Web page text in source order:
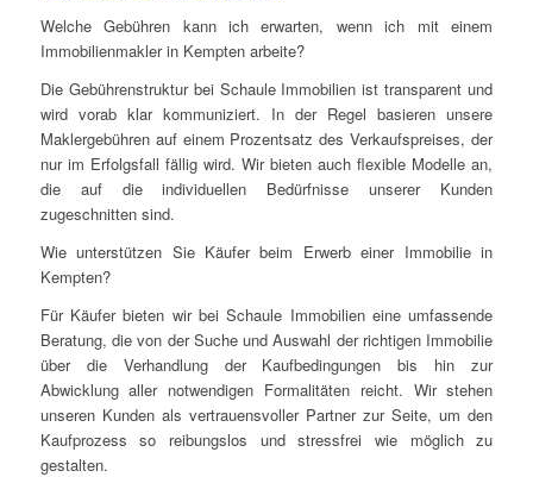
Welche Gebühren kann ich erwarten, wenn ich mit einem
Immobilienmakler in Kempten arbeite?
Die Gebührenstruktur bei Schaule Immobilien ist transparent und
wird vorab klar kommuniziert. In der Regel basieren unsere
Maklergebühren auf einem Prozentsatz des Verkaufspreises, der
nur im Erfolgsfall fällig wird. Wir bieten auch flexible Modelle an,
die auf die individuellen Bedürfnisse unserer Kunden
zugeschnitten sind.
Wie unterstützen Sie Käufer beim Erwerb einer Immobilie in
Kempten?
Für Käufer bieten wir bei Schaule Immobilien eine umfassende
Beratung, die von der Suche und Auswahl der richtigen Immobilie
über die Verhandlung der Kaufbedingungen bis hin zur
Abwicklung aller notwendigen Formalitäten reicht. Wir stehen
unseren Kunden als vertrauensvoller Partner zur Seite, um den
Kaufprozess so reibungslos und stressfrei wie möglich zu
gestalten.